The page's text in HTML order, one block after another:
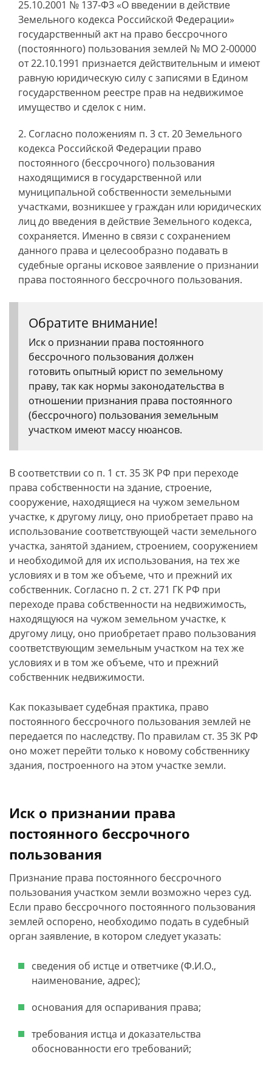
25.10.2001 № 137-ФЗ «О введении в действие
Земельного кодекса Российской Федерации»
государственный акт на право бессрочного
(постоянного) пользования землей № МО 2-00000
от 22.10.1991 признается действительным и имеют
равную юридическую силу с записями в Едином
государственном реестре прав на недвижимое
имущество и сделок с ним.
Согласно положениям п. 3 ст. 20 Земельного
кодекса Российской Федерации право
постоянного (бессрочного) пользования
находящимися в государственной или
муниципальной собственности земельными
участками, возникшее у граждан или юридических
лиц до введения в действие Земельного кодекса,
сохраняется. Именно в связи с сохранением
данного права и целесообразно подавать в
судебные органы исковое заявление о признании
права постоянного бессрочного пользования.
Обратите внимание!
Иск о признании права постоянного
бессрочного пользования должен
готовить опытный юрист по земельному
праву, так как нормы законодательства в
отношении признания права постоянного
(бессрочного) пользования земельным
участком имеют массу нюансов.
В соответствии со п. 1 ст. 35 ЗК РФ при переходе
права собственности на здание, строение,
сооружение, находящиеся на чужом земельном
участке, к другому лицу, оно приобретает право на
использование соответствующей части земельного
участка, занятой зданием, строением, сооружением
и необходимой для их использования, на тех же
условиях и в том же объеме, что и прежний их
собственник. Согласно п. 2 ст. 271 ГК РФ при
переходе права собственности на недвижимость,
находящуюся на чужом земельном участке, к
другому лицу, оно приобретает право пользования
соответствующим земельным участком на тех же
условиях и в том же объеме, что и прежний
собственник недвижимости.
Как показывает судебная практика, право
постоянного бессрочного пользования землей не
передается по наследству. По правилам ст. 35 ЗК РФ
оно может перейти только к новому собственнику
здания, построенного на этом участке земли.
Иск о признании права
постоянного бессрочного
пользования
Признание права постоянного бессрочного
пользования участком земли возможно через суд.
Если право бессрочного постоянного пользования
землей оспорено, необходимо подать в судебный
орган заявление, в котором следует указать:
сведения об истце и ответчике (Ф.И.О.,
наименование, адрес);
основания для оспаривания права;
требования истца и доказательства
обоснованности его требований;